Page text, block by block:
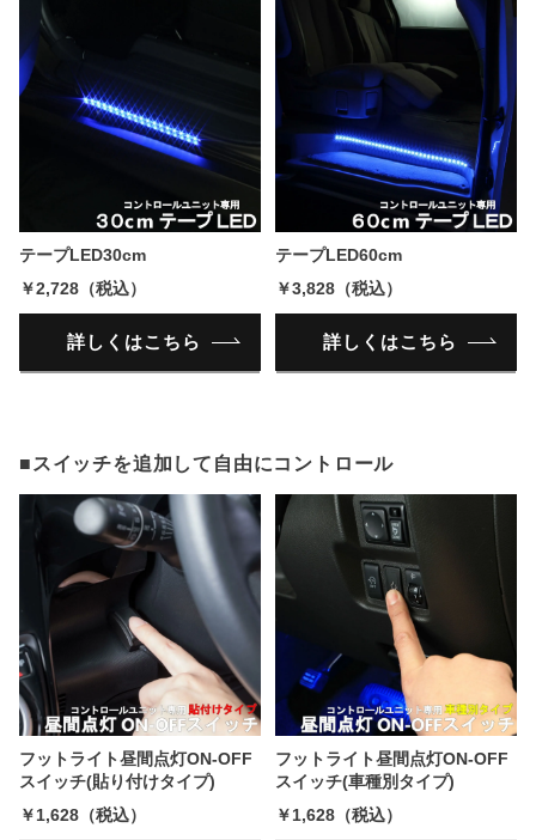
テープLED30cm
￥2,728（税込）
詳しくはこちら
テープLED60cm
￥3,828（税込）
詳しくはこちら
■スイッチを追加して自由にコントロール
フットライト昼間点灯ON-OFF
スイッチ(貼り付けタイプ)
￥1,628（税込）
フットライト昼間点灯ON-OFF
スイッチ(車種別タイプ)
￥1,628（税込）